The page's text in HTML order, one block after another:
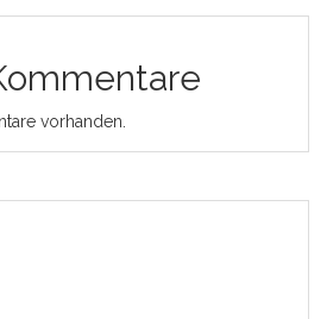
vorhanden.